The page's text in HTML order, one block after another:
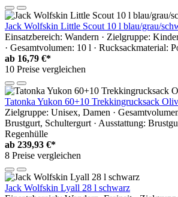
Jack Wolfskin Little Scout 10 l blau/grau/
Einsatzbereich: Wandern · Zielgruppe:
· Gesamtvolumen: 10 l · Rucksackmaterial:
ab 16,79 €*
10 Preise vergleichen
Tatonka Yukon 60+10 Trekkingrucksack Oliv
Zielgruppe: Unisex, Damen ·
Brustgurt, Schultergurt · Ausstattung:
Regenhülle
ab 239,93 €*
8 Preise vergleichen
Jack Wolfskin Lyall 28 l schwarz